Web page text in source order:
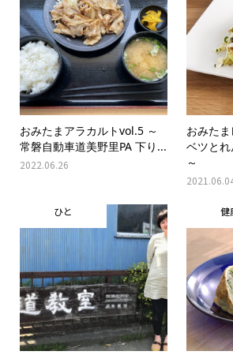
おみたまアラカルトvol.5 ～
常磐自動車道美野里PA 下り...
2022.06.26
おみた
ベツと
～
ひと 健